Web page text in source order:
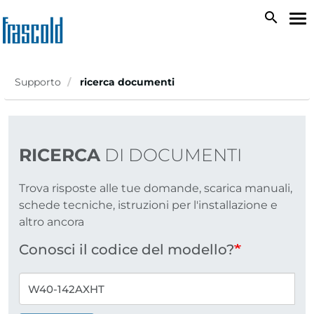
al
contenuto
search
Supporto ricerca documenti
RICERCADI DOCUMENTI
Trova risposte alle tue domande, scarica manuali,
schede tecniche, istruzioni per l'installazione e
altro ancora
Conosci il codice del modello?